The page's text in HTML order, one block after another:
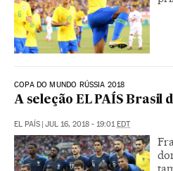
COPA DO MUNDO RÚSSIA 2018
A seleção EL PAÍS Brasil
EL PAÍS | JUL 16, 2018 - 19:01EDT